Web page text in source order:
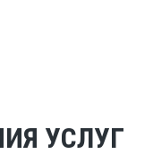
УСЛУГ